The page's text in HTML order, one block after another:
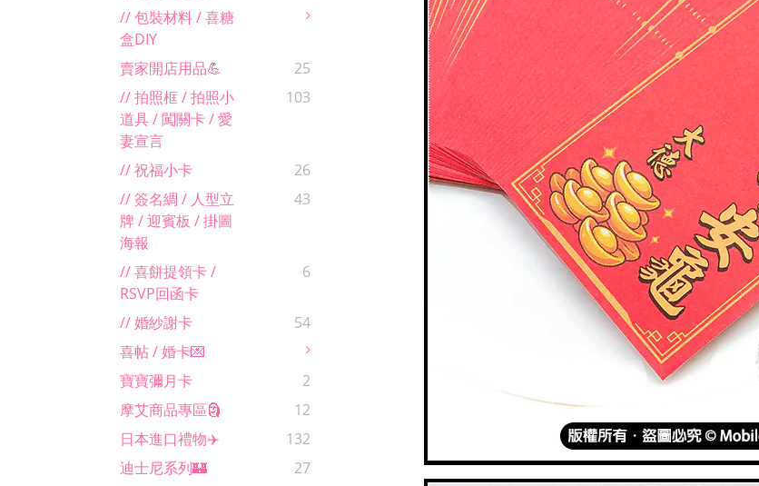
// 包裝材料 / 喜糖
盒DIY
賣家開店用品💪
25
// 拍照框 / 拍照小
道具 / 闖關卡 / 愛
妻宣言
103
// 祝福小卡
26
// 簽名綢 / 人型立
牌 / 迎賓板 / 掛圖
海報
43
// 喜餅提領卡 /
RSVP回函卡
6
// 婚紗謝卡
54
喜帖 / 婚卡💌
寶寶彌月卡
2
摩艾商品專區🗿
12
日本進口禮物✈️
132
迪士尼系列🏰
27